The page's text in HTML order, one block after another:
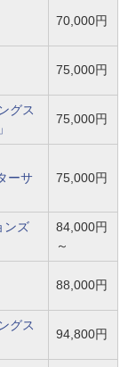
70,000円
75,000円
グス
75,000円
ーサ
75,000円
ンズ
84,000円
～
88,000円
グス
94,800円